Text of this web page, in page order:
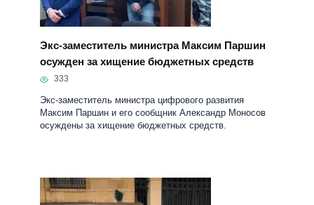
Экс-заместитель министра Максим Паршин
осужден за хищение бюджетных средств
333
Экс-заместитель министра цифрового развития
Максим Паршин и его сообщник Александр Моносов
осуждены за хищение бюджетных средств.